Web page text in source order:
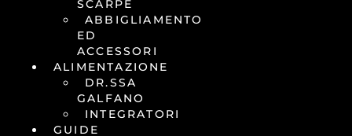
SCARPE
ABBIGLIAMENTO
ED
ACCESSORI
ALIMENTAZIONE
DR.SSA
GALFANO
INTEGRATORI
GUIDE